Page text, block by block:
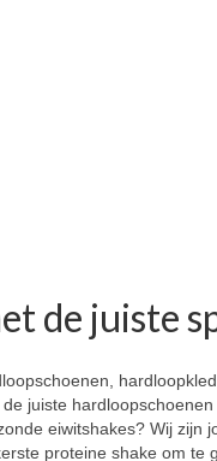
de juiste
juiste
eiwitshakes? Wij
proteine shake om te